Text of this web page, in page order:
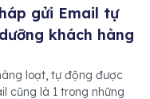
gửi Email tự
khách hàng
loạt, tự động được
cũng là 1 trong những